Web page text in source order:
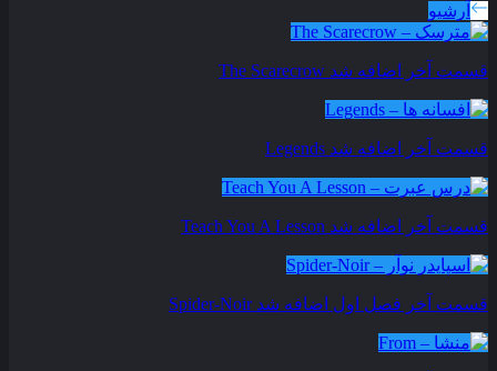
آرشیو
قسمت آخر اضافه شد The Scarecrow
قسمت آخر اضافه شد Legends
قسمت آخر اضافه شد Teach You A Lesson
قسمت آخر فصل اول اضافه شد Spider-Noir